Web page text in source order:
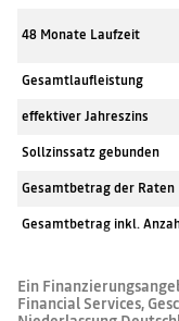
48 Monate Laufzeit
Gesamtlaufleistung
effektiver Jahreszins
Sollzinssatz gebunden
Gesamtbetrag der Raten
Gesamtbetrag inkl.
Ein
Financial Services,